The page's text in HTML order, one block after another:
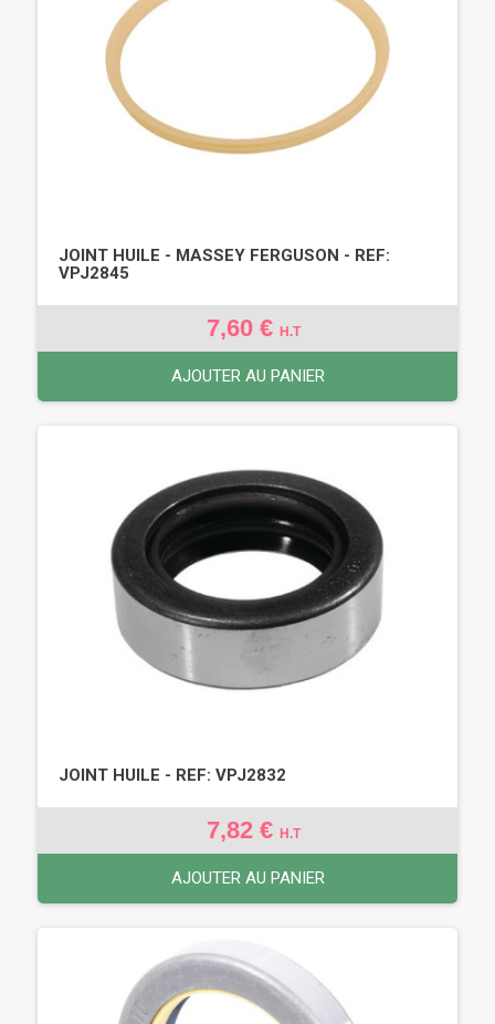
JOINT HUILE - MASSEY FERGUSON - REF:
VPJ2845
7,60 € H.T
AJOUTER AU PANIER
JOINT HUILE - REF: VPJ2832
7,82 € H.T
AJOUTER AU PANIER